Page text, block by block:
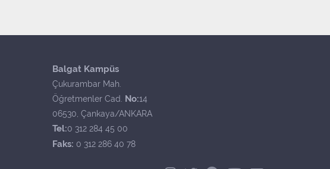
Balgat Kampüs
Çukurambar Mah.
Öğretmenler Cad. No:14
06530, Çankaya/ANKARA
Tel:0 312 284 45 00
Faks: 0 312 286 40 78